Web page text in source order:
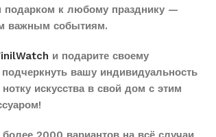
подарком к любому празднику —
важным событиям.
и подарите своему
вашу индивидуальность
искусства в свой дом с этим